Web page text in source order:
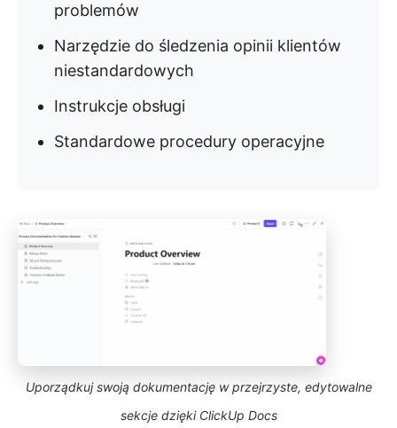
problemów
Narzędzie do śledzenia opinii klientów
niestandardowych
Instrukcje obsługi
Standardowe procedury operacyjne
Uporządkuj swoją dokumentację w przejrzyste, edytowalne
sekcje dzięki ClickUp Docs